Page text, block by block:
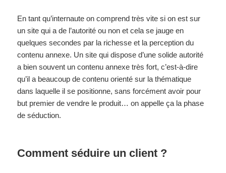
En tant qu’internaute on comprend très vite si on est sur
un site qui a de l’autorité ou non et cela se jauge en
quelques secondes par la richesse et la perception du
contenu annexe. Un site qui dispose d’une solide autorité
a bien souvent un contenu annexe très fort, c’est-à-dire
qu’il a beaucoup de contenu orienté sur la thématique
dans laquelle il se positionne, sans forcément avoir pour
but premier de vendre le produit… on appelle ça la phase
de séduction.
Comment séduire un client ?